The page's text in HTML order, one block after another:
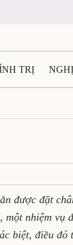
TRỊ
- MÔI
được đặt
nhiệm vụ
biệt, điều đó